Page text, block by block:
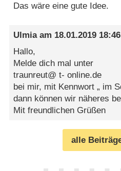
Das wäre eine gute Idee.
Ulmiaam 18.01.2019 18:46
Hallo,
Melde dich mal unter
traunreut@ t- online.de
bei mir, mit Kennwort „ im
dann können wir näheres
Mit freundlichen Grüßen
alle